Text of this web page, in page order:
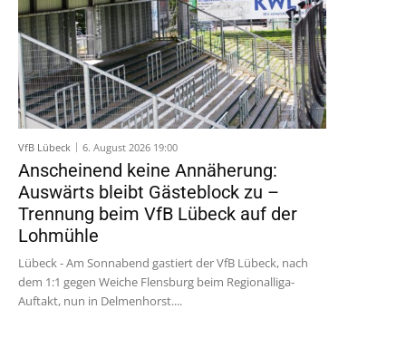
VfB Lübeck 6. August 2026 19:00
Anscheinend keine Annäherung:
Auswärts bleibt Gästeblock zu –
Trennung beim VfB Lübeck auf der
Lohmühle
Lübeck - Am Sonnabend gastiert der VfB Lübeck, nach
dem 1:1 gegen Weiche Flensburg beim Regionalliga-
Auftakt, nun in Delmenhorst....